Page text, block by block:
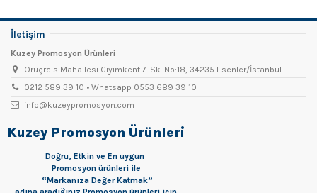
İletişim
Kuzey Promosyon Ürünleri
Oruçreis Mahallesi Giyimkent 7. Sk. No:18, 34235 Esenler/İstanbul
0212 589 39 10 • Whatsapp 0553 689 39 10
info@kuzeypromosyon.com
Kuzey Promosyon Ürünleri
Doğru, Etkin ve En uygun
Promosyon ürünleri ile
“Markanıza Değer Katmak”